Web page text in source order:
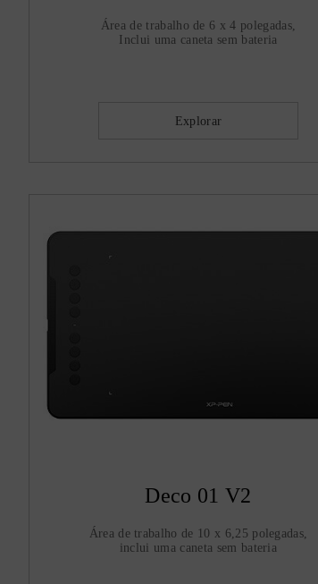
Área de trabalho de 6 x 4 polegadas,
Inclui uma caneta sem bateria
Explorar
Deco 01 V2
Área de trabalho de 10 x 6,25 polegadas,
inclui uma caneta sem bateria